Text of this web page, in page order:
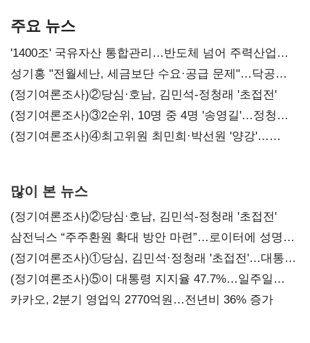
주요 뉴스
'1400조' 국유자산 통합관리…반도체 넘어 주력산업
구조혁신
성기홍 "전월세난, 세금보단 수요·공급 문제"…닥공
시사
(정기여론조사)②당심·호남, 김민석-정청래 '초접전'
(정기여론조사)③2순위, 10명 중 4명 '송영길'…정청래
'한 자릿수'
(정기여론조사)④최고위원 최민희·박선원 '양강'…
많이 본 뉴스
(정기여론조사)②당심·호남, 김민석-정청래 '초접전'
삼전닉스 “주주환원 확대 방안 마련”…로이터에 성명
보내
(정기여론조사)①당심, 김민석·정청래 '초접전'…대통령
지지도 '50% 아래로'(종합)
(정기여론조사)⑤이 대통령 지지율 47.7%…일주일
만에 다시 40%대
카카오, 2분기 영업익 2770억원…전년비 36% 증가